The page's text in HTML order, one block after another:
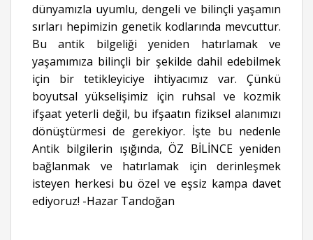
dünyamızla uyumlu, dengeli ve bilinçli yaşamın
sırları hepimizin genetik kodlarında mevcuttur.
Bu antik bilgeliği yeniden hatırlamak ve
yaşamımıza bilinçli bir şekilde dahil edebilmek
için bir tetikleyiciye ihtiyacımız var. Çünkü
boyutsal yükselişimiz için ruhsal ve kozmik
ifşaat yeterli değil, bu ifşaatın fiziksel alanımızı
dönüştürmesi de gerekiyor. İşte bu nedenle
Antik bilgilerin ışığında, ÖZ BİLİNCE yeniden
bağlanmak ve hatırlamak için derinleşmek
isteyen herkesi bu özel ve eşsiz kampa davet
ediyoruz! -Hazar Tandoğan